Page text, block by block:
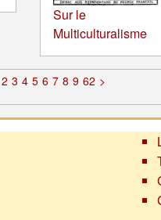
Sur le
Multiculturalisme
2 3 4 5 6 7 8 9 62 >